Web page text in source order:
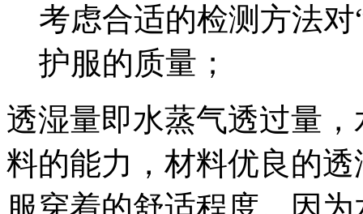
考虑合适的检测方法
护服的质量；
透湿量即水蒸气透过量
料的能力，材料优良的
服穿着的舒适程度。因